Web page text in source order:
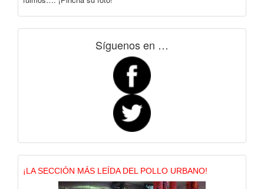
Síguenos en …
¡LA SECCIÓN MÁS LEÍDA DEL POLLO URBANO!